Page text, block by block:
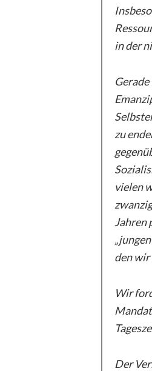
in der
zu
vielen
Jahren
den
Wir
Der